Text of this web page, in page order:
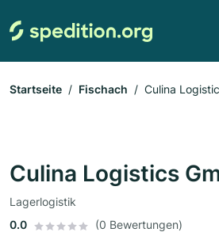
Startseite Fischach Culina
Culina Logistics
Lagerlogistik
0.0
(0 Bewertungen)